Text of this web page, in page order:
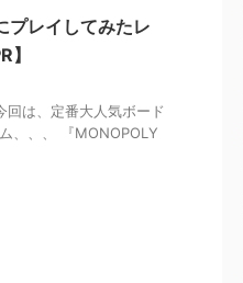
プレイしてみたレ
は、定番大人気ボード
、、、 『MONOPOLY